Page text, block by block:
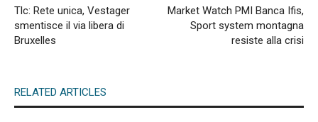
Tlc: Rete unica, Vestager
smentisce il via libera di
Bruxelles
Market Watch PMI Banca Ifis,
Sport system montagna
resiste alla crisi
RELATED ARTICLES